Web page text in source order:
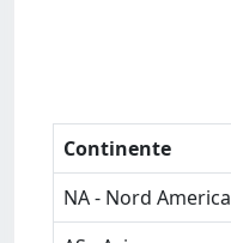
Continente
NA - Nord America